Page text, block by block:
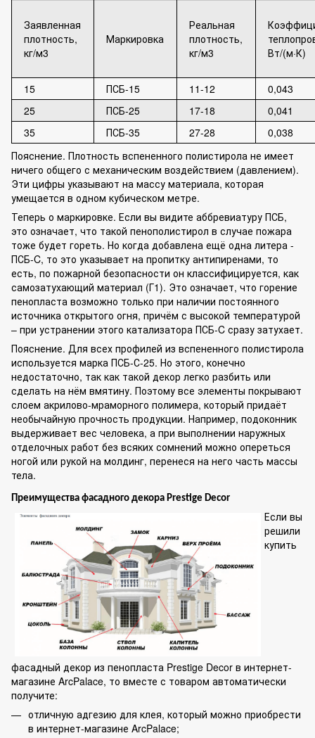
Заявленная
плотность,
кг/м3
Маркировка
Реальная
плотность,
кг/м3
Вт/(м·К)
15 ПСБ-15 11-12
0,043
25
ПСБ-25 17-18
0,041
35
ПСБ-35 27-28
0,038
Пояснение. Плотность вспененного полистирола не имеет
ничего общего с механическим воздействием (давлением).
Эти цифры указывают на массу материала, которая
умещается в одном кубическом метре.
Теперь о маркировке. Если вы видите аббревиатуру ПСБ,
это означает, что такой пенополистирол в случае пожара
тоже будет гореть. Но когда добавлена ещё одна литера -
ПСБ-C, то это указывает на пропитку антипиренами, то
есть, по пожарной безопасности он классифицируется, как
самозатухающий материал (Г1). Это означает, что горение
пенопласта возможно только при наличии постоянного
источника открытого огня, причём с высокой температурой
– при устранении этого катализатора ПСБ-C сразу затухает.
Пояснение. Для всех профилей из вспененного полистирола
используется марка ПСБ-С-25. Но этого, конечно
недостаточно, так как такой декор легко разбить или
сделать на нём вмятину. Поэтому все элементы покрывают
слоем акрилово-мраморного полимера, который придаёт
необычайную прочность продукции. Например, подоконник
выдерживает вес человека, а при выполнении наружных
отделочных работ без всяких сомнений можно опереться
ногой или рукой на молдинг, перенеся на него часть массы
тела.
Преимущества фасадного декора Prestige Decor
Если вы
решили
купить
фасадный декор из пенопласта Prestige Decor в интернет-
магазине ArcPalace, то вместе с товаром автоматически
получите:
отличную адгезию для клея, который можно приобрести
в интернет-магазине ArcPalace;